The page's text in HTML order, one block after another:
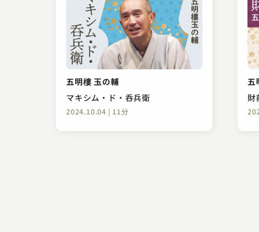
五明樓 玉の輔
マキシム・ド・呑兵衛
2024.10.04 | 11分
五
財